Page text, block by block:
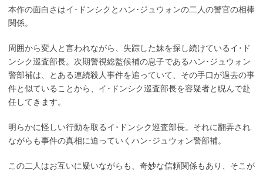
本作の面白さはイ･ドンシクとハン･ジュウォンの二人の警官の相棒
関係。
周囲から変人と言われながら、失踪した妹を探し続けているイ･ド
ンシク巡査部長。次期警視総監候補の息子であるハン･ジュウォン
警部補は、とある連続殺人事件を追っていて、その手口が過去の事
件と似ていることから、イ･ドンシク巡査部長を容疑者と睨んで赴
任してきます。
明らかに怪しい行動を取るイ･ドンシク巡査部長。それに翻弄され
ながらも事件の真相に迫っていくハン･ジュウォン警部補。
この二人はお互いに疑いながらも、奇妙な信頼関係もあり、そこが